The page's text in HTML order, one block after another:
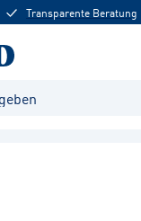
Transparente Beratung